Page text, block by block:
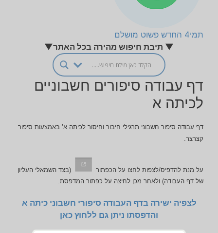
תמי4 החדש פשוט מושלם
▼ תיבת חיפוש מהירה בכל האתר▼
דף עבודה סיפורים חשבוניים
לכיתה א
דף עבודה סיפור חשבוני תרגילי חיבור וחיסור לכיתה א’ באמצעות סיפור
קצרצר.
על מנת להדפיס/לצפות לחצו על הכפתור
(בצד השמאלי העליון
של דף העבודה) ולאחר מכן לחיצה על כפתור המדפסת.
לצפיה ישירה בדף העבודה סיפורי חשבוני כיתה א
והדפסתו ניתן גם ללחוץ כאן